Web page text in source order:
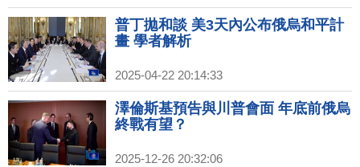
普丁拋和談 美3天內公布俄烏和平計
畫 學者解析
2025-04-22 20:14:33
澤倫斯基預告與川普會面 年底前俄烏
終戰有望？
2025-12-26 20:32:06